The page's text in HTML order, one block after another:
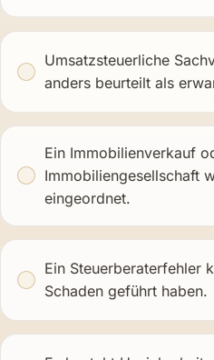
Umsatzsteuerliche
anders beurteilt als
Ein Immobilienverkauf
Immobiliengesellschaft
eingeordnet.
Ein Steuerberaterfehler
Schaden geführt haben.